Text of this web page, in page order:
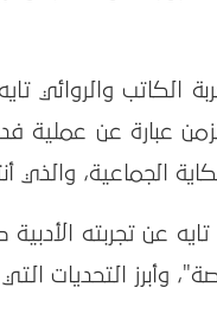
عبارة عن عملية
الجماعية، والذي
وأبرز التحديات